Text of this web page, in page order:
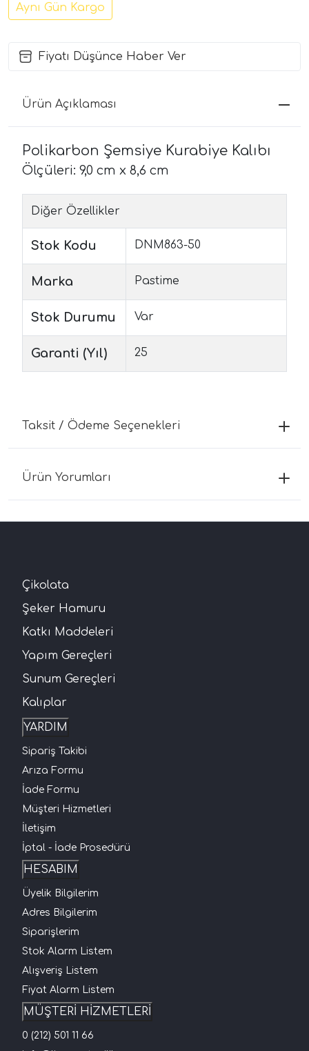
Aynı Gün Kargo
Fiyatı Düşünce Haber Ver
Ürün Açıklaması
Polikarbon Şemsiye Kurabiye Kalıbı
Ölçüleri: 9,0 cm x 8,6 cm
Diğer Özellikler
Stok Kodu DNM863-50
Marka Pastime
Stok Durumu Var
Garanti (Yıl) 25
Taksit / Ödeme Seçenekleri
Ürün Yorumları
Çikolata
Şeker Hamuru
Katkı Maddeleri
Yapım Gereçleri
Sunum Gereçleri
Kalıplar
YARDIM
Sipariş Takibi
Arıza Formu
İade Formu
Müşteri Hizmetleri
İletişim
İptal - İade Prosedürü
HESABIM
Üyelik Bilgilerim
Adres Bilgilerim
Siparişlerim
Stok Alarm Listem
Alışveriş Listem
Fiyat Alarm Listem
MÜŞTERİ HİZMETLERİ
0 (212) 501 11 66